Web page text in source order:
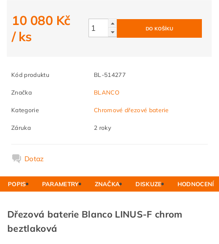
10 080 Kč
/ ks
Kód produktu BL-514277
Značka BLANCO
Kategorie Chromové dřezové baterie
Záruka 2 roky
Dotaz
POPIS PARAMETRY ZNAČKA DISKUZE HODNOCENÍ
Dřezová baterie Blanco LINUS-F chrom
beztlaková